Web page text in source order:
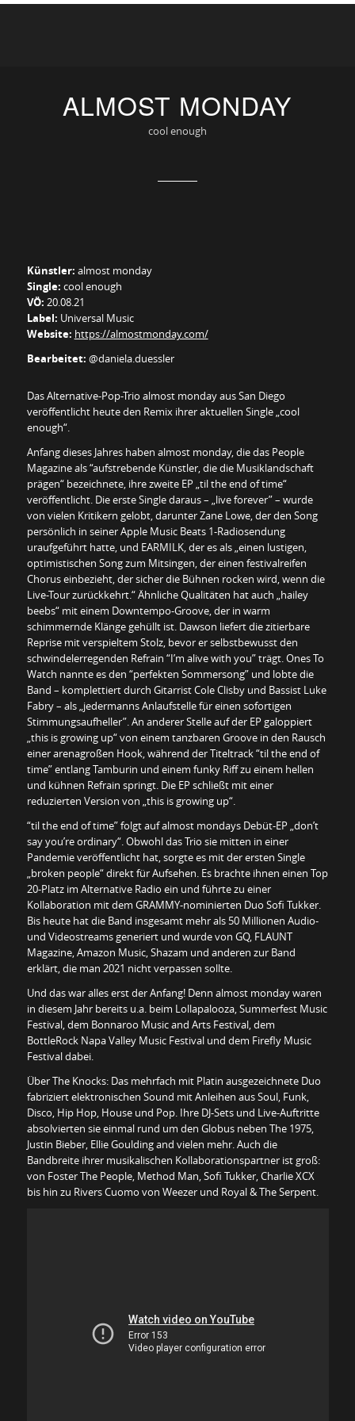
ALMOST MONDAY
cool enough
Künstler: almost monday
Single: cool enough
VÖ: 20.08.21
Label: Universal Music
Website: https://almostmonday.com/
Bearbeitet: @daniela.duessler
Das Alternative-Pop-Trio almost monday aus San Diego
veröffentlicht heute den Remix ihrer aktuellen Single „cool
enough“.
Anfang dieses Jahres haben almost monday, die das People
Magazine als “aufstrebende Künstler, die die Musiklandschaft
prägen“ bezeichnete, ihre zweite EP „til the end of time“
veröffentlicht. Die erste Single daraus – „live forever” – wurde
von vielen Kritikern gelobt, darunter Zane Lowe, der den Song
persönlich in seiner Apple Music Beats 1-Radiosendung
uraufgeführt hatte, und EARMILK, der es als „einen lustigen,
optimistischen Song zum Mitsingen, der einen festivalreifen
Chorus einbezieht, der sicher die Bühnen rocken wird, wenn die
Live-Tour zurückkehrt.“ Ähnliche Qualitäten hat auch „hailey
beebs“ mit einem Downtempo-Groove, der in warm
schimmernde Klänge gehüllt ist. Dawson liefert die zitierbare
Reprise mit verspieltem Stolz, bevor er selbstbewusst den
schwindelerregenden Refrain “I’m alive with you” trägt. Ones To
Watch nannte es den “perfekten Sommersong” und lobte die
Band – komplettiert durch Gitarrist Cole Clisby und Bassist Luke
Fabry – als „jedermanns Anlaufstelle für einen sofortigen
Stimmungsaufheller”. An anderer Stelle auf der EP galoppiert
„this is growing up“ von einem tanzbaren Groove in den Rausch
einer arenagroßen Hook, während der Titeltrack “til the end of
time” entlang Tamburin und einem funky Riff zu einem hellen
und kühnen Refrain springt. Die EP schließt mit einer
reduzierten Version von „this is growing up“.
“til the end of time” folgt auf almost mondays Debüt-EP „don’t
say you’re ordinary“. Obwohl das Trio sie mitten in einer
Pandemie veröffentlicht hat, sorgte es mit der ersten Single
„broken people“ direkt für Aufsehen. Es brachte ihnen einen Top
20-Platz im Alternative Radio ein und führte zu einer
Kollaboration mit dem GRAMMY-nominierten Duo Sofi Tukker.
Bis heute hat die Band insgesamt mehr als 50 Millionen Audio-
und Videostreams generiert und wurde von GQ, FLAUNT
Magazine, Amazon Music, Shazam und anderen zur Band
erklärt, die man 2021 nicht verpassen sollte.
Und das war alles erst der Anfang! Denn almost monday waren
in diesem Jahr bereits u.a. beim Lollapalooza, Summerfest Music
Festival, dem Bonnaroo Music and Arts Festival, dem
BottleRock Napa Valley Music Festival und dem Firefly Music
Festival dabei.
Über The Knocks: Das mehrfach mit Platin ausgezeichnete Duo
fabriziert elektronischen Sound mit Anleihen aus Soul, Funk,
Disco, Hip Hop, House und Pop. Ihre DJ-Sets und Live-Auftritte
absolvierten sie einmal rund um den Globus neben The 1975,
Justin Bieber, Ellie Goulding and vielen mehr. Auch die
Bandbreite ihrer musikalischen Kollaborationspartner ist groß:
von Foster The People, Method Man, Sofi Tukker, Charlie XCX
bis hin zu Rivers Cuomo von Weezer und Royal & The Serpent.